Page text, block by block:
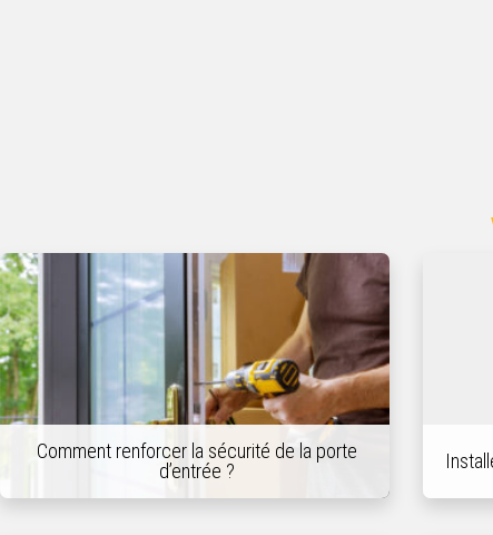
Comment renforcer la sécurité de la porte
d’entrée ?